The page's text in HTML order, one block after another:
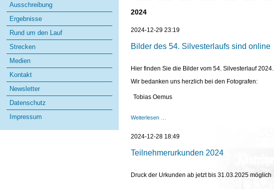
2024
2024-12-29 23:19
Bilder des 54. Silvesterlaufs sind online
Hier finden Sie die Bilder vom 54. Silvesterlauf 2024.
Wir bedanken uns herzlich bei den Fotografen:
Tobias Oemus
Weiterlesen …
Silvesterlaufs
online
2024-12-28 18:49
Teilnehmerurkunden 2024
Druck der Urkunden ab jetzt bis 31.03.2025 möglich
Ausschreibung
Ergebnisse
Rund um den Lauf
Strecken
Medien
Kontakt
Newsletter
Datenschutz
Impressum